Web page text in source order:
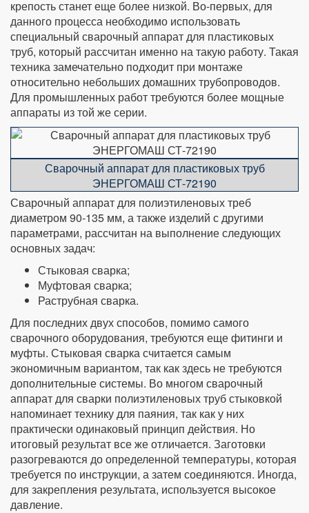
крепость станет еще более низкой. Во-первых, для
данного процесса необходимо использовать
специальный сварочный аппарат для пластиковых
труб, который рассчитан именно на такую работу. Такая
техника замечательно подходит при монтаже
относительно небольших домашних трубопроводов.
Для промышленных работ требуются более мощные
аппараты из той же серии.
Сварочный аппарат для пластиковых труб
ЭНЕРГОМАШ СТ-72190
Сварочный аппарат для полиэтиленовых треб
диаметром 90-135 мм, а также изделий с другими
параметрами, рассчитан на выполнение следующих
основных задач:
Стыковая сварка;
Муфтовая сварка;
Раструбная сварка.
Для последних двух способов, помимо самого
сварочного оборудования, требуются еще фитинги и
муфты. Стыковая сварка считается самым
экономичным вариантом, так как здесь не требуются
дополнительные системы. Во многом сварочный
аппарат для сварки полиэтиленовых труб стыковкой
напоминает технику для паяния, так как у них
практически одинаковый принцип действия. Но
итоговый результат все же отличается. Заготовки
разогреваются до определенной температуры, которая
требуется по инструкции, а затем соединяются. Иногда,
для закрепления результата, используется высокое
давление.